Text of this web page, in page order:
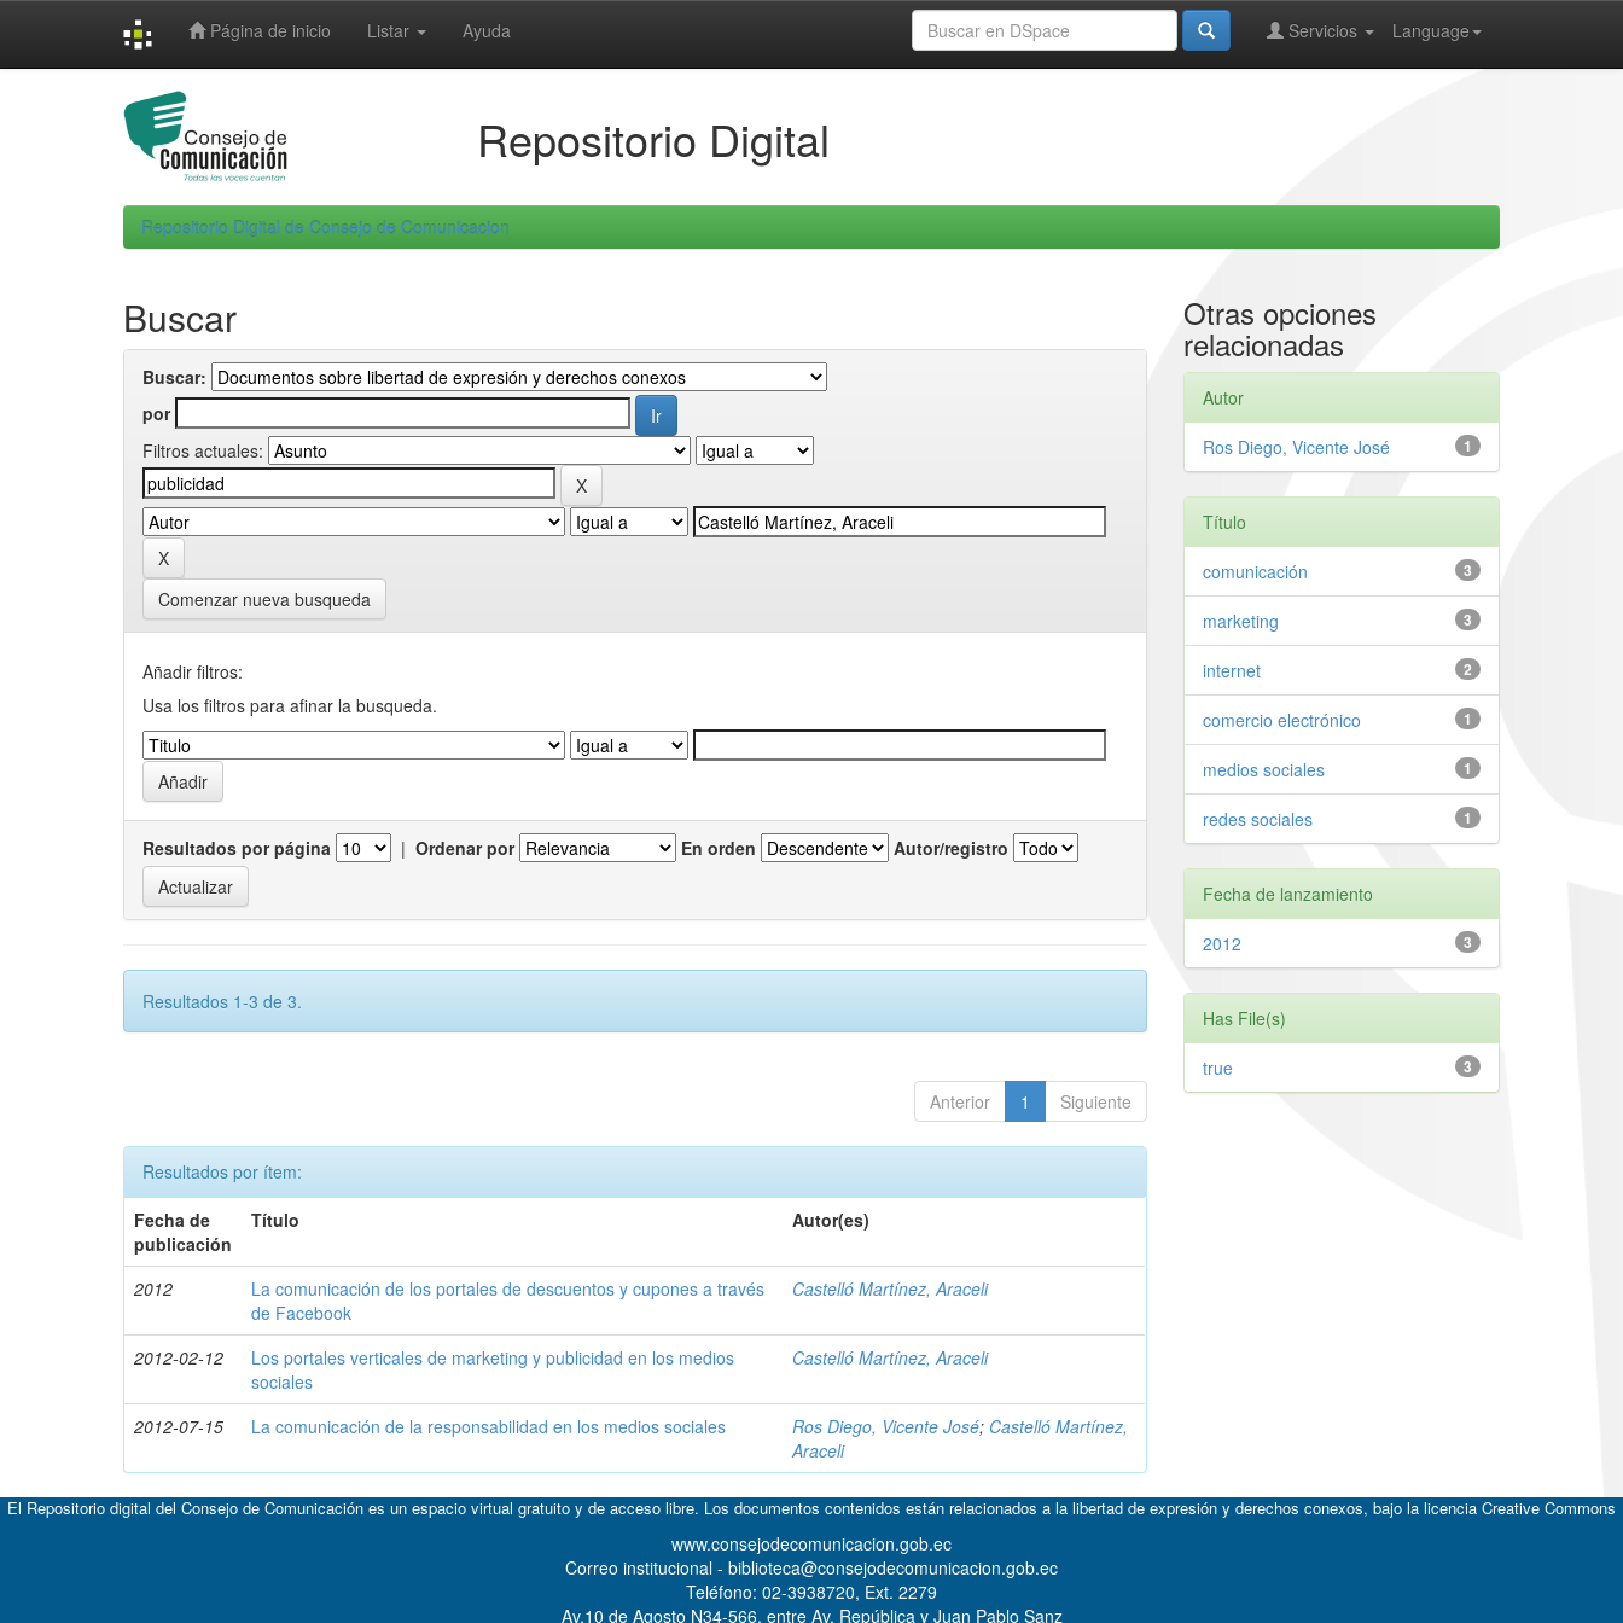
Página de inicio Listar Ayuda Language
Servicios
Repositorio Digital
Repositorio Digital de Consejo de Comunicacion
Buscar
Buscar:
por
Filtros actuales:
Comenzar nueva busqueda
Añadir filtros:
Usa los filtros para afinar la busqueda.
Resultados por página | Ordenar por En orden Autor/registro
Resultados 1-3 de 3.
Anterior 1 Siguiente
Resultados por ítem:
Fecha de
publicación
Título Autor(es)
2012
La comunicación de los portales de descuentos y cupones a través
de Facebook
Castelló Martínez, Araceli
2012-02-12
Los portales verticales de marketing y publicidad en los medios
sociales
Castelló Martínez, Araceli
2012-07-15 La comunicación de la responsabilidad en los medios sociales Ros Diego, Vicente José; Castelló Martínez,
Araceli
Otras opciones
relacionadas
Autor
1
Ros Diego, Vicente José
Título
3
comunicación
3
marketing
2
internet
1
comercio electrónico
1
medios sociales
1
redes sociales
Fecha de lanzamiento
3
2012
Has File(s)
3
true
El Repositorio digital del Consejo de Comunicación es un espacio virtual gratuito y de acceso libre. Los documentos contenidos están relacionados a la libertad de expresión y derechos conexos, bajo la licencia Creative Commons
www.consejodecomunicacion.gob.ec
Correo institucional - biblioteca@consejodecomunicacion.gob.ec
Teléfono: 02-3938720, Ext. 2279
Av.10 de Agosto N34-566, entre Av. República y Juan Pablo Sanz